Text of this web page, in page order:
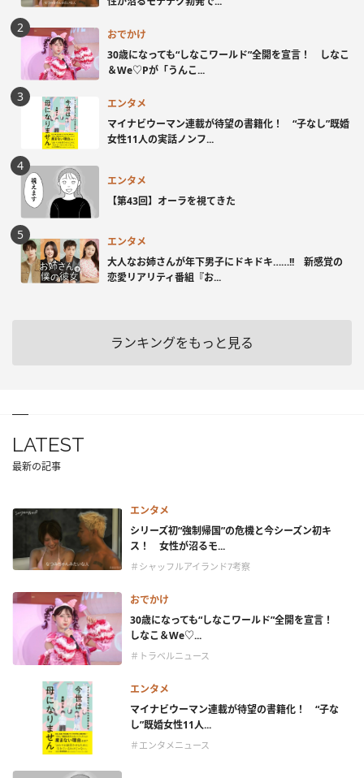
おでかけ
30歳になっても“しなこワールド”全開を宣言！ しなこ
＆We♡Pが「うんこ...
エンタメ
マイナビウーマン連載が待望の書籍化！ “子なし”既婚
女性11人の実話ノンフ...
エンタメ
【第43回】オーラを視てきた
エンタメ
大人なお姉さんが年下男子にドキドキ……!! 新感覚の
恋愛リアリティ番組『お...
ランキングをもっと見る
LATEST
最新の記事
エンタメ
シリーズ初“強制帰国”の危機と今シーズン初キ
ス！ 女性が沼るモ...
＃シャッフルアイランド7考察
おでかけ
30歳になっても“しなこワールド”全開を宣言！
しなこ＆We♡...
＃トラベルニュース
エンタメ
マイナビウーマン連載が待望の書籍化！ “子な
し”既婚女性11人...
＃エンタメニュース